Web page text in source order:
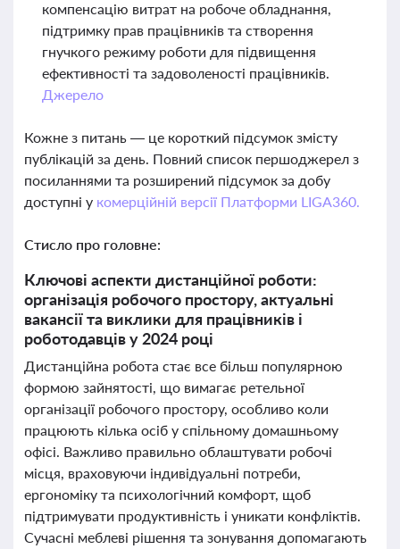
компенсацію витрат на робоче обладнання,
підтримку прав працівників та створення
гнучкого режиму роботи для підвищення
ефективності та задоволеності працівників.
Джерело
Кожне з питань — це короткий підсумок змісту
публікацій за день. Повний список першоджерел з
посиланнями та розширений підсумок за добу
доступні у комерційній версії Платформи LIGA360.
Стисло про головне:
Ключові аспекти дистанційної роботи:
організація робочого простору, актуальні
вакансії та виклики для працівників і
роботодавців у 2024 році
Дистанційна робота стає все більш популярною
формою зайнятості, що вимагає ретельної
організації робочого простору, особливо коли
працюють кілька осіб у спільному домашньому
офісі. Важливо правильно облаштувати робочі
місця, враховуючи індивідуальні потреби,
ергономіку та психологічний комфорт, щоб
підтримувати продуктивність і уникати конфліктів.
Сучасні меблеві рішення та зонування допомагають